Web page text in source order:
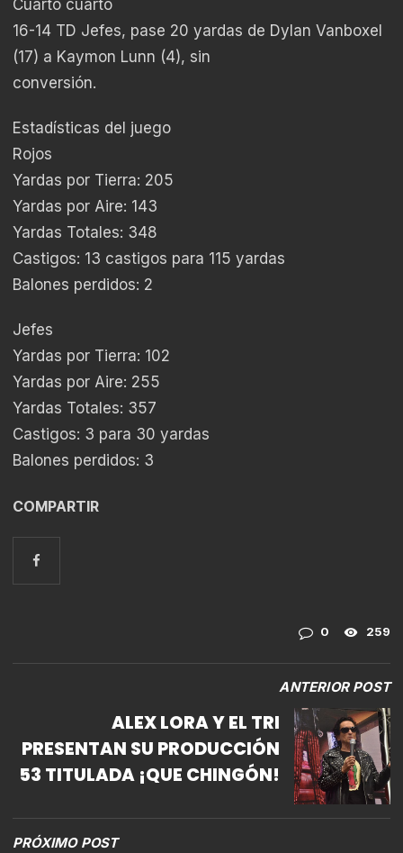
Cuarto cuarto
16-14 TD Jefes, pase 20 yardas de Dylan Vanboxel
(17) a Kaymon Lunn (4), sin
conversión.
Estadísticas del juego
Rojos
Yardas por Tierra: 205
Yardas por Aire: 143
Yardas Totales: 348
Castigos: 13 castigos para 115 yardas
Balones perdidos: 2
Jefes
Yardas por Tierra: 102
Yardas por Aire: 255
Yardas Totales: 357
Castigos: 3 para 30 yardas
Balones perdidos: 3
COMPARTIR
0 259
ANTERIOR POST
ALEX LORA Y EL TRI
PRESENTAN SU PRODUCCIÓN
53 TITULADA ¡QUE CHINGÓN!
PRÓXIMO POST